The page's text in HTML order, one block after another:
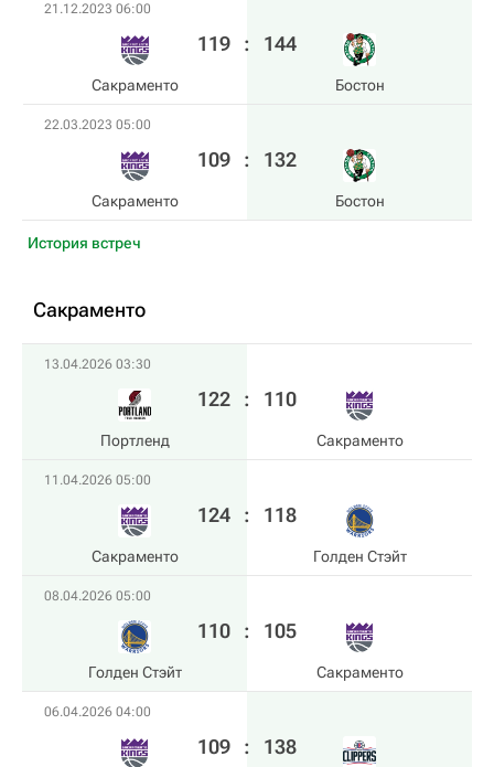
21.12.2023 06:00
Сакраменто
119 : 144
Бостон
22.03.2023 05:00
Сакраменто
109 : 132
Бостон
История встреч
Сакраменто
13.04.2026 03:30
Портленд
122 : 110
Сакраменто
11.04.2026 05:00
Сакраменто
124 : 118
Голден Стэйт
08.04.2026 05:00
Голден Стэйт
110 : 105
Сакраменто
06.04.2026 04:00
109 : 138